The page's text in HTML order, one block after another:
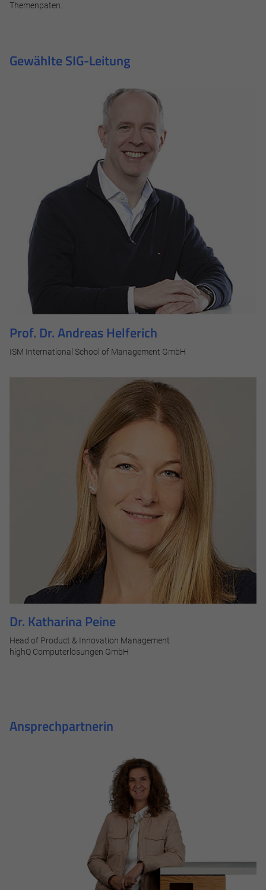
Themenpaten.
Gewählte SIG-Leitung
Prof. Dr. Andreas Helferich
ISM International School of Management GmbH
Dr. Katharina Peine
Head of Product & Innovation Management
highQ Computerlösungen GmbH
Ansprechpartnerin
Notwendig
Diese werden für die Grundfunktionen der Website benötigt
Zugriffe auf sichere Bereiche unserer Website ermöglichen.
Marketing und Statistik
Marketing und Statistik Cookies werden verwendet, um
anonymes Tracking zu aktivieren. Hierbei werden können
anonymisierte Daten an eventuelle Drittanbieter
Cookie Informationen anzeigen
Alle akzeptieren
Impressum Datenschutz